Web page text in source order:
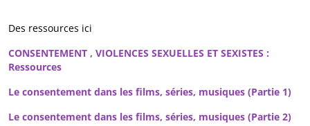
Des ressources ici
CONSENTEMENT , VIOLENCES SEXUELLES ET SEXISTES :
Ressources
Le consentement dans les films, séries, musiques (Partie 1)
Le consentement dans les films, séries, musiques (Partie 2)